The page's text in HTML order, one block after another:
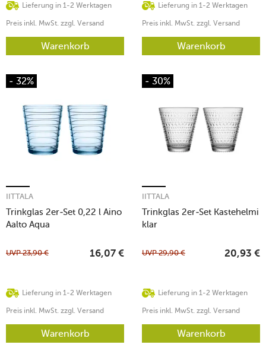
Lieferung in 1-2 Werktagen
Preis inkl. MwSt. zzgl. Versand
Warenkorb
Lieferung in 1-2 Werktagen
Preis inkl. MwSt. zzgl. Versand
Warenkorb
- 32%
Trinkglas 2er-Set 0,22 l Aino
Aalto Aqua
IITTALA
Lieferung in 1-2 Werktagen
UVP23,90 € 16,07 €
Preis inkl. MwSt. zzgl. Versand
Warenkorb
- 30%
Trinkglas 2er-Set Kastehelmi
klar
IITTALA
Lieferung in 1-2 Werktagen
UVP29,90 € 20,93 €
Preis inkl. MwSt. zzgl. Versand
Warenkorb